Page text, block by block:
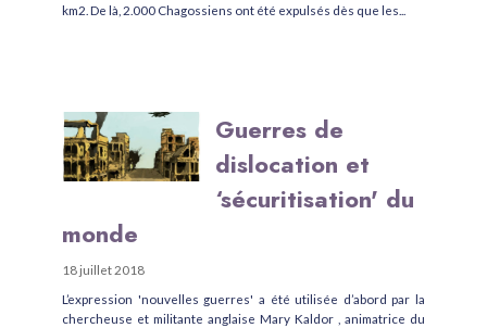
km2. De là, 2.000 Chagossiens ont été expulsés dès que les...
Guerres de
dislocation et
‘sécuritisation' du
monde
18 juillet 2018
L’expression 'nouvelles guerres' a été utilisée d’abord par la
chercheuse et militante anglaise Mary Kaldor , animatrice du